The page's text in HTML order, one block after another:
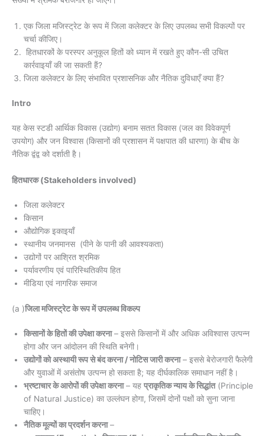
एक जिला मजिस्ट्रेट के रूप में जिला कलेक्टर के लिए उपलब्ध सभी विकल्पों पर
चर्चा कीजिए।
हितधारकों के परस्पर अनुकूल हितों को ध्यान में रखते हुए कौन-सी उचित
कार्रवाइयाँ की जा सकती हैं?
जिला कलेक्टर के लिए संभावित प्रशासनिक और नैतिक दुविधाएँ क्या हैं?
Intro
यह केस स्टडी आर्थिक विकास (उद्योग) बनाम सतत विकास (जल का विवेकपूर्ण
उपयोग) और जन विश्वास (किसानों की प्रशासन में पक्षपात की धारणा) के बीच के
नैतिक द्वंद्व को दर्शाती है।
हितधारक (Stakeholders involved)
जिला कलेक्टर
किसान
औद्योगिक इकाइयाँ
स्थानीय जनमानस (पीने के पानी की आवश्यकता)
उद्योगों पर आश्रित श्रमिक
पर्यावरणीय एवं पारिस्थितिकीय हित
मीडिया एवं नागरिक समाज
(a )जिला मजिस्ट्रेट के रूप में उपलब्ध विकल्प
किसानों के हितों की उपेक्षा करना– इससे किसानों में और अधिक अविश्वास उत्पन्न
होगा और जन आंदोलन की स्थिति बनेगी।
उद्योगों को अस्थायी रूप से बंद करना / नोटिस जारी करना– इससे बेरोजगारी फैलेगी
और युवाओं में असंतोष उत्पन्न हो सकता है; यह दीर्घकालिक समाधान नहीं है।
भ्रष्टाचार के आरोपों की उपेक्षा करना– यह प्राकृतिक न्याय के सिद्धांत(Principle
of Natural Justice) का उल्लंघन होगा, जिसमें दोनों पक्षों को सुना जाना
चाहिए।
नैतिक मूल्यों का प्रदर्शन करना–